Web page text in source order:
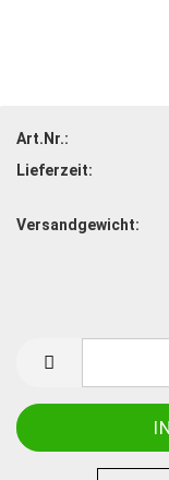
Art.Nr.:
Lieferzeit:
Versandgewicht: